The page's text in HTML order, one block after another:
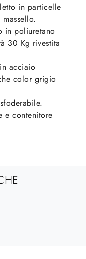
in particelle
in poliuretano
30 Kg rivestita
acciaio
color grigio
e contenitore